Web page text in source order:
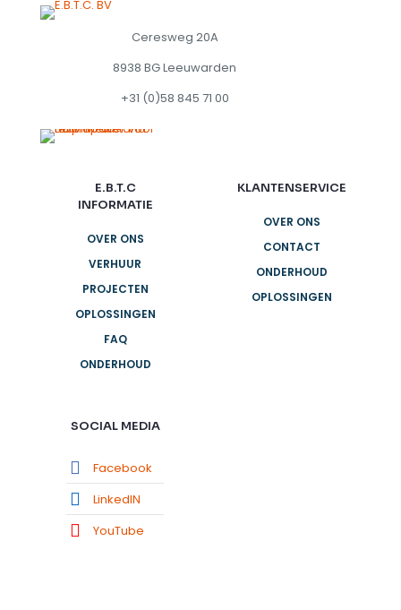
Ceresweg 20A
8938 BG Leeuwarden
+31 (0)58 845 71 00
E.B.T.C
INFORMATIE
OVER ONS
VERHUUR
PROJECTEN
OPLOSSINGEN
FAQ
ONDERHOUD
KLANTENSERVICE
OVER ONS
CONTACT
ONDERHOUD
OPLOSSINGEN
SOCIAL MEDIA
Facebook
LinkedIN
YouTube